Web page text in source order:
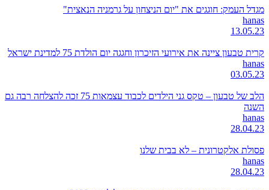
מגדל העמק: חוגגים את "יום הניצחון על גרמניה הנאצית"
hanas
13.05.23
קרית טבעון ציינה את אירועי הזיכרון וחגגה יום הולדת 75 למדינת ישראל
hanas
03.05.23
הלב של טבעון – טקס גני הילדים לכבוד עצמאות 75 זכה להצלחה רבה גם
השנה
hanas
28.04.23
פסולת אלקטרונית – לא בבית שלנו
hanas
28.04.23